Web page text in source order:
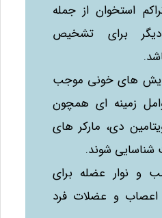
استخوان از جمله
برای تشخیص
های خونی موجب
زمینه‌ ای همچون
دی، مارکر های
شناسایی شوند.
و نوار عضله برای
اعصاب و عضلات فرد